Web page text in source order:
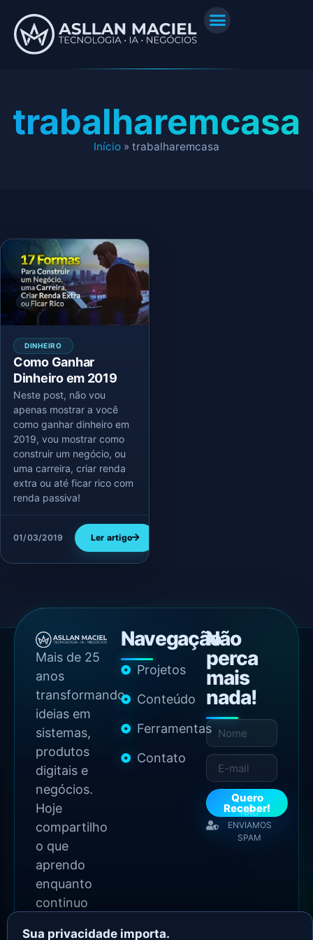
trabalharemcasa
Início » trabalharemcasa
DINHEIRO
Como Ganhar
Dinheiro em 2019
Neste post, não vou
apenas mostrar a você
como ganhar dinheiro em
2019, vou mostrar como
construir um negócio, ou
uma carreira, criar renda
extra ou até ficar rico com
renda passiva!
01/03/2019 Ler artigo
Mais de 25
anos
transformando
ideias em
sistemas,
produtos
digitais e
negócios.
Hoje
compartilho
o que
aprendo
enquanto
continuo
Navegação
Projetos
Conteúdo
Ferramentas
Contato
Não
perca
mais
nada!
Quero
Receber!
NÃO
ENVIAMOS
SPAM
Sua privacidade importa.